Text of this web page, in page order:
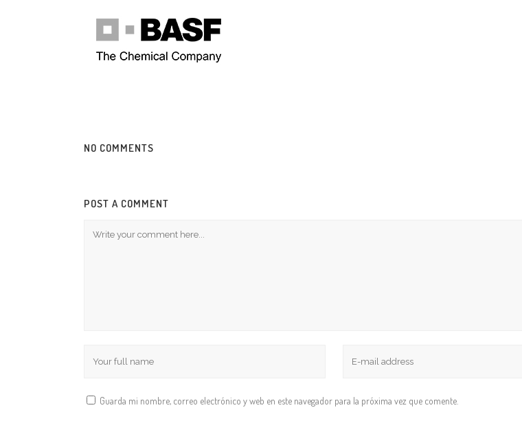
NO COMMENTS
POST A COMMENT
Guarda mi nombre, correo electrónico y web en este navegador para la próxima vez que comente.